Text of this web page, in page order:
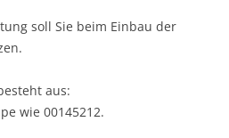
soll Sie beim Einbau der
aus:
wie 00145212.